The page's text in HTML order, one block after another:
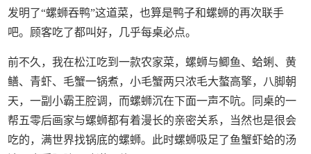
发明了“螺蛳吞鸭”这道菜，也算是鸭子和螺蛳的再次联手
吧。顾客吃了都叫好，几乎每桌必点。
前不久，我在松江吃到一款农家菜，螺蛳与鲫鱼、蛤蜊、黄
鳝、青虾、毛蟹一锅煮，小毛蟹两只浓毛大螯高擎，八脚朝
天，一副小霸王腔调，而螺蛳沉在下面一声不吭。同桌的一
帮五零后画家与螺蛳都有着漫长的亲密关系，当然也是很会
吃的，满世界找锅底的螺蛳。此时螺蛳吸足了鱼蟹虾蛤的汤